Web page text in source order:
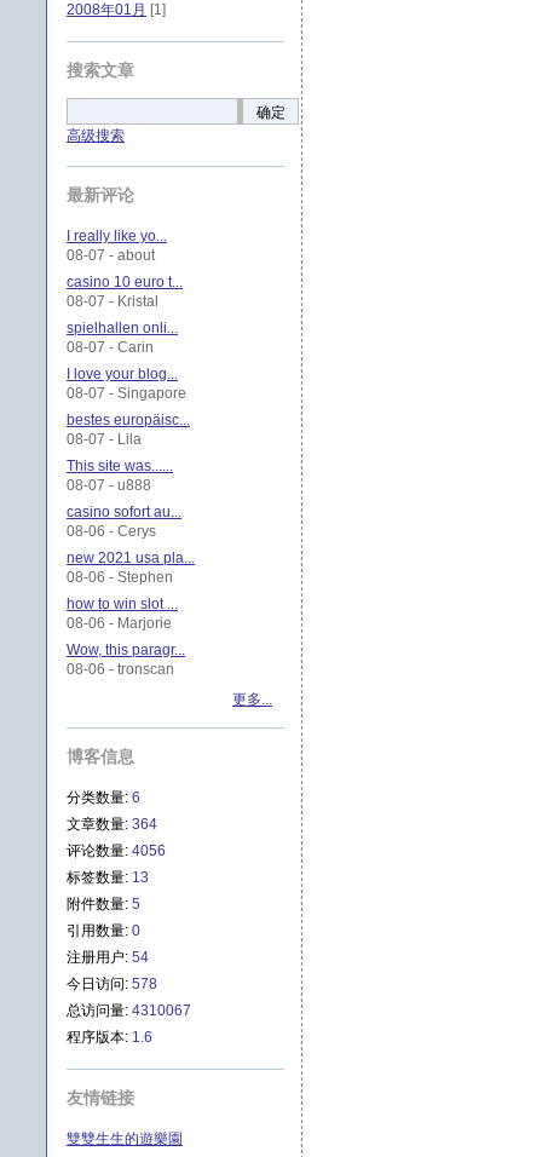
2008年01月 [1]
搜索文章
确定
高级搜索
最新评论
I really like yo...
08-07 - about
casino 10 euro t...
08-07 - Kristal
spielhallen onli...
08-07 - Carin
I love your blog...
08-07 - Singapore
bestes europäisc...
08-07 - Lila
This site was......
08-07 - u888
casino sofort au...
08-06 - Cerys
new 2021 usa pla...
08-06 - Stephen
how to win slot ...
08-06 - Marjorie
Wow, this paragr...
08-06 - tronscan
更多...
博客信息
分类数量: 6
文章数量: 364
评论数量: 4056
标签数量: 13
附件数量: 5
引用数量: 0
注册用户: 54
今日访问: 578
总访问量: 4310067
程序版本: 1.6
友情链接
雙雙生生的遊樂園